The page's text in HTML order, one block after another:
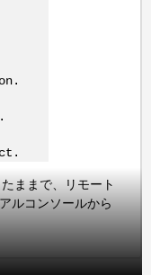
ままで、リモート
ルコンソールから